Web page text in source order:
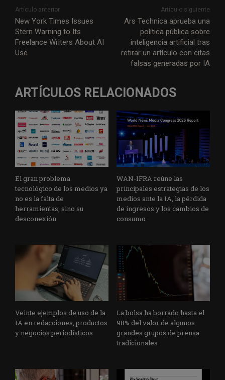
Artículo anterior
New York Times Issues
Stern Warning to Its
Freelance Writers About AI
Use
Artículo siguiente
Ars Technica aprueba una
política pública sobre
inteligencia artificial tras
retirar un artículo con citas
falsas generadas por IA
ARTÍCULOS RELACIONADOS
El gran problema
tecnológico de los medios ya
no es la falta de
herramientas, sino su
desconexión
WAN-IFRA reúne las
principales estrategias de los
medios ante la IA, la pérdida
de ingresos y los cambios de
consumo
Veinte ejemplos de uso de la
IA en redacciones, productos
y negocios periodísticos
La bolsa ha borrado hasta el
98% del valor de algunos
grandes grupos de prensa
tradicionales